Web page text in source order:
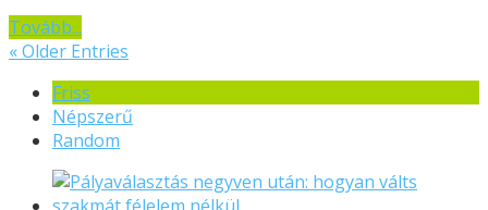
Tovább...
« Older Entries
Friss
Népszerű
Random